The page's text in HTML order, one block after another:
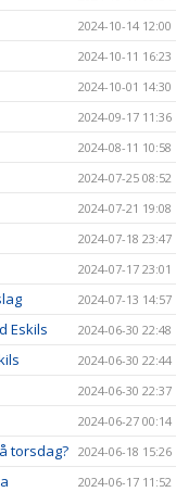
2024-10-14 12:00
2024-10-11 16:23
2024-10-01 14:30
2024-09-17 11:36
2024-08-11 10:58
2024-07-25 08:52
2024-07-21 19:08
2024-07-18 23:47
2024-07-17 23:01
2024-07-13 14:57
Eskils 2024-06-30 22:48
2024-06-30 22:44
2024-06-30 22:37
2024-06-27 00:14
torsdag? 2024-06-18 15:26
2024-06-17 11:52